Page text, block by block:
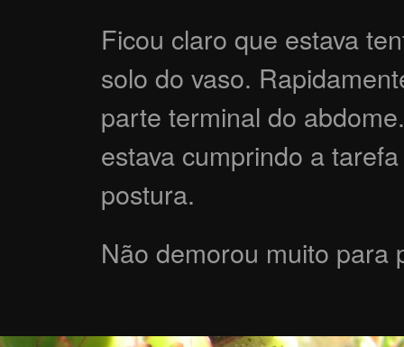
Ficou claro que estava
solo do vaso.
parte terminal do
estava cumprindo a
postura.
Não demorou muito para